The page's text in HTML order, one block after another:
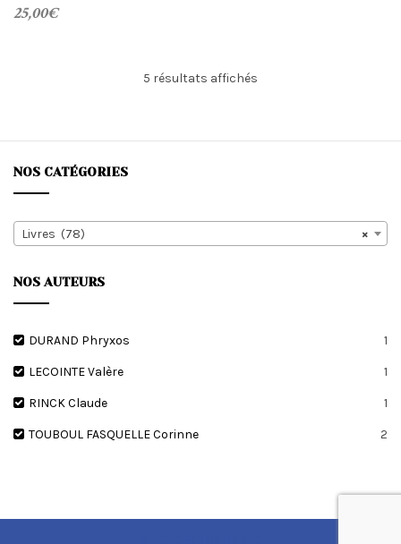
25,00€
5 résultats affichés
au
NOS CATÉGORIES
×
Livres (78)
NOS AUTEURS
DURAND Phryxos 1
LECOINTE Valère 1
RINCK Claude 1
TOUBOUL FASQUELLE Corinne 2